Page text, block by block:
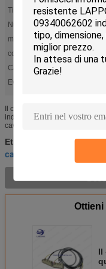
Tipo di connettore:
Numero delle posizioni:
marca:
colore:
Cappuccio del connettore:
Evidenziare:
Il cavo industriale quattro di
indica il cablaggio di
cavo fatto dei fili di rame nudi
Etichette: connettori
cablaggio resistente
Ottieni
Il